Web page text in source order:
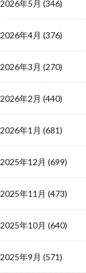
2026年5月 (346)
2026年4月 (376)
2026年3月 (270)
2026年2月 (440)
2026年1月 (681)
2025年12月 (699)
2025年11月 (473)
2025年10月 (640)
2025年9月 (571)